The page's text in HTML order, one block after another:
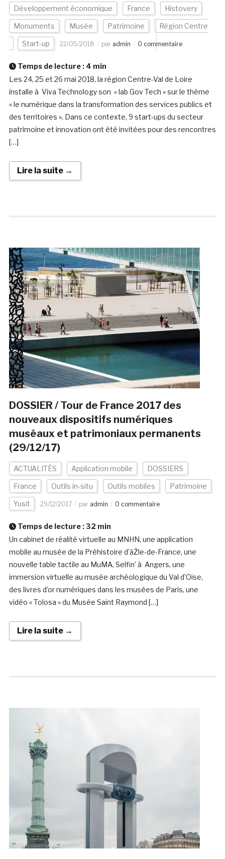
Développement économique France Histovery
Monuments Musée Patrimoine Région Centre
Start-up 22/05/2018 par admin 0 commentaire
Temps de lecture : 4 min
Les 24, 25 et 26 mai 2018, la région Centre-Val de Loire
installe à Viva Technology son « lab Gov Tech » sur le thème
« le numérique dans la transformation des services publics et
des territoires ». Dans ce contexte, 9 start-ups du secteur
patrimoine et innovation ont été invitées pour des rencontres
[…]
Lire la suite →
DOSSIER / Tour de France 2017 des
nouveaux dispositifs numériques
muséaux et patrimoniaux permanents
(29/12/17)
ACTUALITÉS Application mobile DOSSIERS
France Outils in-situ Outils mobiles Patrimoine
Yusit 29/12/2017 par admin 0 commentaire
Temps de lecture : 32 min
Un cabinet de réalité virtuelle au MNHN, une application
mobile au musée de la Préhistoire d’àŽle-de-France, une
nouvelle table tactile au MuMA, Selfin’ à Angers, une
immersion virtuelle au musée archéologique du Val d’Oise,
des livres d’or numériques dans les musées de Paris, une
vidéo « Tolosa » du Musée Saint Raymond […]
Lire la suite →